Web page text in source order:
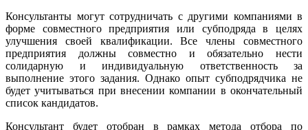
Консультанты могут сотрудничать с другими компаниями в
форме совместного предприятия или субподряда в целях
улучшения своей квалификации. Все члены совместного
предприятия должны совместно и обязательно нести
солидарную и индивидуальную ответственность за
выполнение этого задания. Однако опыт субподрядчика не
будет учитываться при внесении компании в окончательный
список кандидатов.
Консультант будет отобран в рамках метода отбора по